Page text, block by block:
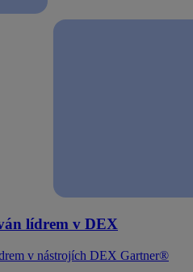
lídrem v DEX
v nástrojích DEX Gartner®